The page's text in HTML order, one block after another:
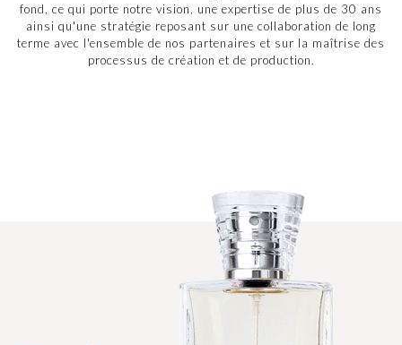
fond, ce qui porte notre vision, une expertise de plus de 30 ans
ainsi qu'une stratégie reposant sur une collaboration de long
terme avec l'ensemble de nos partenaires et sur la maîtrise des
processus de création et de production.